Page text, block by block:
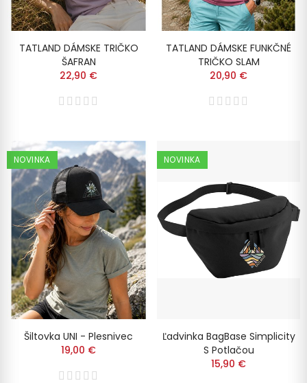
TATLAND DÁMSKE TRIČKO
ŠAFRAN
22,90 €
TATLAND DÁMSKE FUNKČNÉ
TRIČKO SLAM
20,90 €
NOVINKA
Šiltovka UNI - Plesnivec
19,00 €
NOVINKA
Ľadvinka BagBase Simplicity
S Potlačou
15,90 €